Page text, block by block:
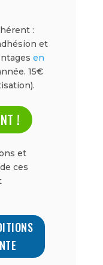
:
et
en
15€
!
et
ces